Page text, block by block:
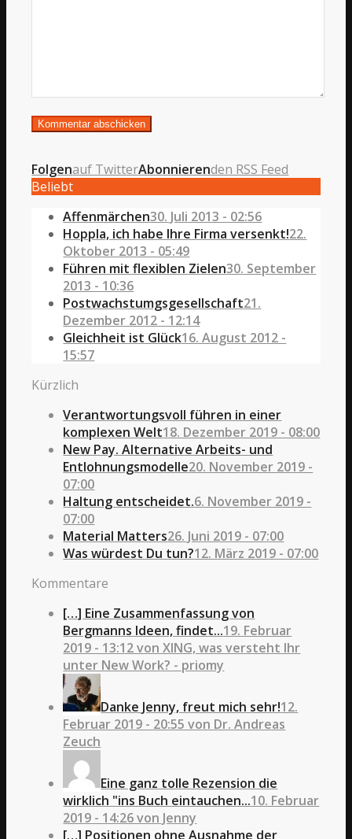
Folgenauf TwitterAbonnierenden RSS Feed
Beliebt
Affenmärchen30. Juli 2013 - 02:56
Hoppla, ich habe Ihre Firma versenkt!22.
Oktober 2013 - 05:49
Führen mit flexiblen Zielen30. September
2013 - 10:36
Postwachstumgsgesellschaft21.
Dezember 2012 - 12:14
Gleichheit ist Glück16. August 2012 -
15:57
Kürzlich
Verantwortungsvoll führen in einer
komplexen Welt18. Dezember 2019 - 08:00
New Pay. Alternative Arbeits- und
Entlohnungsmodelle20. November 2019 -
07:00
Haltung entscheidet.6. November 2019 -
07:00
Material Matters26. Juni 2019 - 07:00
Was würdest Du tun?12. März 2019 - 07:00
Kommentare
[…] Eine Zusammenfassung von
Bergmanns Ideen, findet...19. Februar
2019 - 13:12 von XING, was versteht Ihr
unter New Work? - priomy
Danke Jenny, freut mich sehr!12.
Februar 2019 - 20:55 von Dr. Andreas
Zeuch
Eine ganz tolle Rezension die
wirklich "ins Buch eintauchen...10. Februar
2019 - 14:26 von Jenny
[…] Positionen ohne Ausnahme der